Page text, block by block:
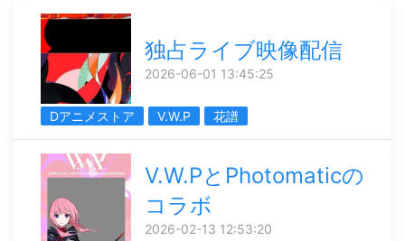
独占ライブ映像配信
2026-06-01 13:45:25
Dアニメストア V.W.P 花譜
V.W.PとPhotomaticの
コラボ
2026-02-13 12:53:20